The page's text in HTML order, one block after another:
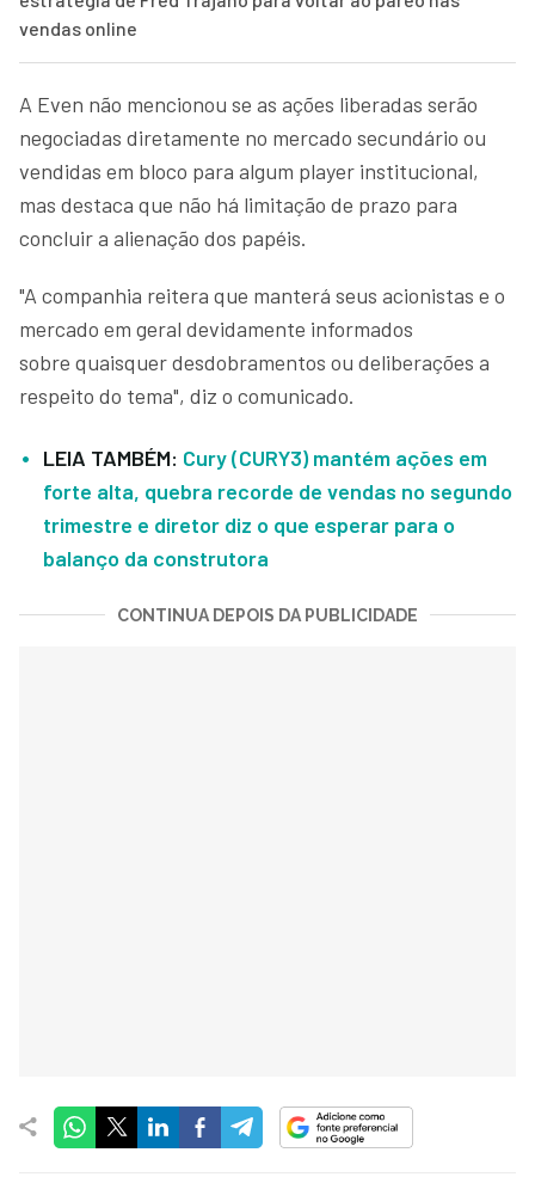
vendas online
A Even não mencionou se as ações liberadas serão
negociadas diretamente no mercado secundário ou
vendidas em bloco para algum player institucional,
mas destaca que não há limitação de prazo para
concluir a alienação dos papéis.
"A companhia reitera que manterá seus acionistas e o
mercado em geral devidamente informados
sobre quaisquer desdobramentos ou deliberações a
respeito do tema", diz o comunicado.
LEIA TAMBÉM: Cury (CURY3) mantém ações em
forte alta, quebra recorde de vendas no segundo
trimestre e diretor diz o que esperar para o
balanço da construtora
CONTINUA DEPOIS DA PUBLICIDADE